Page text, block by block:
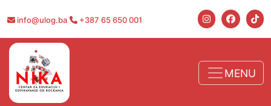
info@ulog.ba +387 65 650 001
MENU